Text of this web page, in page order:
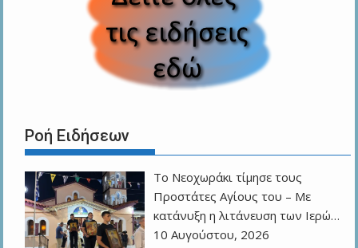
Ροή Ειδήσεων
Το Νεοχωράκι τίμησε τους
Προστάτες Αγίους του – Με
κατάνυξη η λιτάνευση των Ιερώ…
10 Αυγούστου, 2026